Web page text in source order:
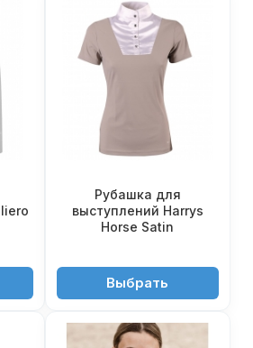
Рубашка для
выступлений Harrys
Horse Satin
4'900 ₽Выбрать